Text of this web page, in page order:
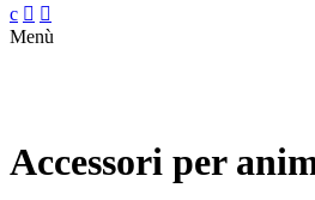
c  
Menù
Accessori per